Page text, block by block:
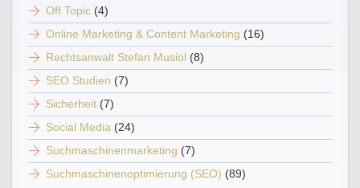
Off Topic (4)
Online Marketing & Content Marketing (16)
Rechtsanwalt Stefan Musiol (8)
SEO Studien (7)
Sicherheit (7)
Social Media (24)
Suchmaschinenmarketing (7)
Suchmaschinenoptimierung (SEO) (89)